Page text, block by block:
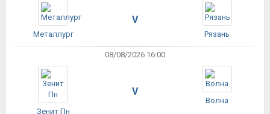
Металлург
V
Рязань
08/08/2026 16:00
Зенит Пн
V
Волна